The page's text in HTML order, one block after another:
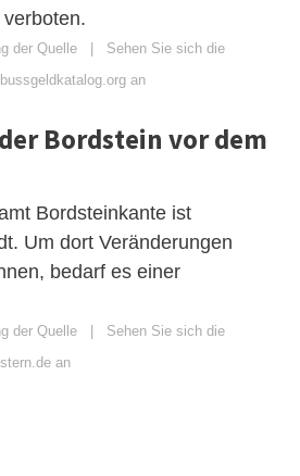
der Quelle
Sehen Sie sich die
an
Bordstein vor dem
Bordsteinkante ist
Um dort Veränderungen
bedarf es einer
der Quelle
Sehen Sie sich die
an